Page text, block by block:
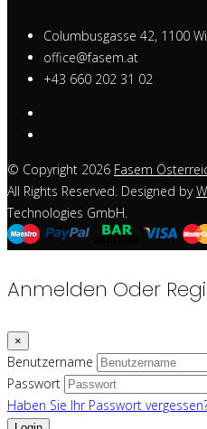
Columbusgasse 42, 1100
office@fasem.at
+43 660 202 31 02
© Copyright 2026 Fasem
All Rights Reserved. Designed by
Technologies GmbH.
Anmelden Oder
×
Benutzername
Passwort
Haben Sie Ihr Passwort